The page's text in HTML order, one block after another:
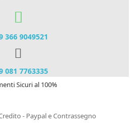
366 9049521​
081 7763335
Sicuri al 100%
- Paypal e Contrassegno